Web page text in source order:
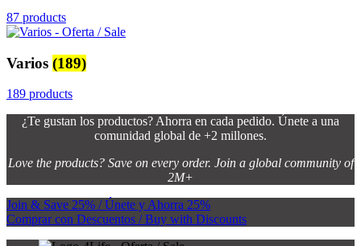
87 products
Varios (189)
189 products
¿Te gustan los productos? Ahorra en cada pedido. Únete a una
comunidad global de +2 millones.
Love the products? Save on every order. Join a global community of
2M+
Join & Save 25% / Únete y Ahorra 25%
Comprar con Descuentos / Buy with Discounts